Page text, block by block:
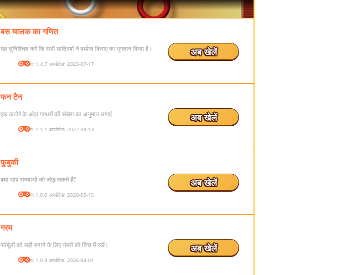
बस चालक का गणित
यह सुनिश्चित करें कि सभी यात्रियों ने पर्याप्त किराए का भुगतान किया है।
संस्करण: 1.4.7 अपडेटेडः 2023-07-17
अब खेलें
फन टैन
एक कटोरे के अंदर पत्थरों की संख्या का अनुमान लगाएं
संस्करण: 1.1.1 अपडेटेडः 2022-09-13
अब खेलें
फुबुकी
क्या आप संख्याओं को जोड़ सकते हैं?
संस्करण: 1.0.0 अपडेटेडः 2020-05-15
अब खेलें
गरम
फॉर्मूलों को सही बनाने के लिए नंबरों को रिंग्स में रखें।
संस्करण: 1.0.9 अपडेटेडः 2026-04-01
अब खेलें